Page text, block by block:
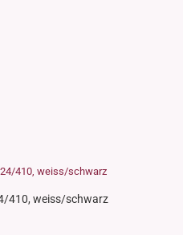
410, weiss/schwarz